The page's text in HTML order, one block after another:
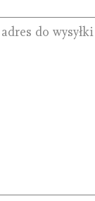
do wysyłki